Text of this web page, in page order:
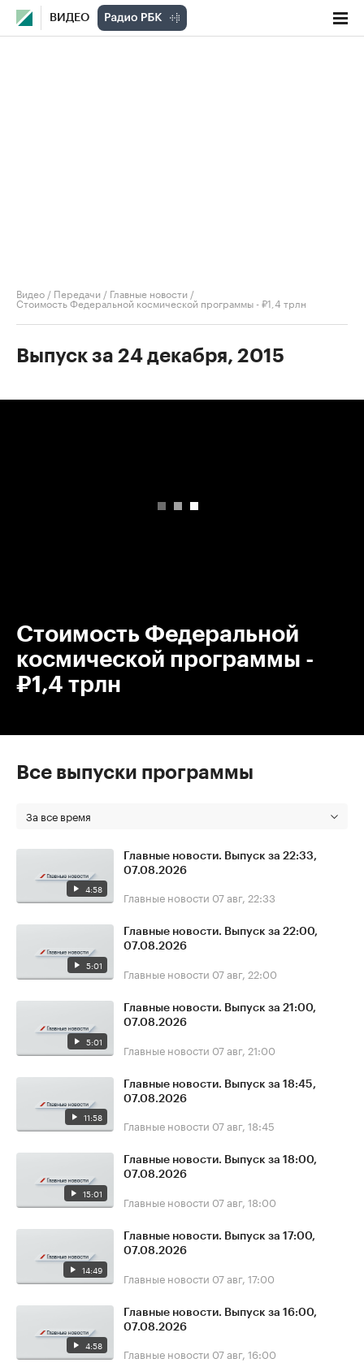
ВИДЕО
Видео / Передачи / Главные новости /
Стоимость Федеральной космической программы - ₽1,4 трлн
Выпуск за 24 декабря, 2015
Стоимость Федеральной
космической программы -
₽1,4 трлн
Все выпуски программы
За все время
4:58
Главные новости. Выпуск за 22:33,
07.08.2026
Главные новости 07 авг, 22:33
5:01
Главные новости. Выпуск за 22:00,
07.08.2026
Главные новости 07 авг, 22:00
5:01
Главные новости. Выпуск за 21:00,
07.08.2026
Главные новости 07 авг, 21:00
11:58
Главные новости. Выпуск за 18:45,
07.08.2026
Главные новости 07 авг, 18:45
15:01
Главные новости. Выпуск за 18:00,
07.08.2026
Главные новости 07 авг, 18:00
14:49
Главные новости. Выпуск за 17:00,
07.08.2026
Главные новости 07 авг, 17:00
4:58
Главные новости. Выпуск за 16:00,
07.08.2026
Главные новости 07 авг, 16:00